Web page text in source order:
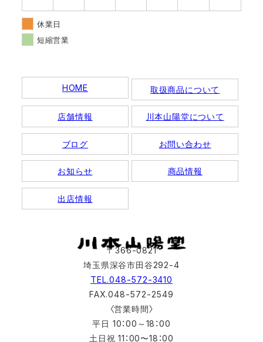
〒366-0821
埼玉県深谷市田谷292-4
TEL.048-572-3410
FAX.048-572-2549
〈営業時間〉
平日 10：00～18：00
土日祝 11：00〜18：00
HOME 取扱商品について
店舗情報 川本山陽堂について
ブログ お問い合わせ
お知らせ 商品情報
出店情報
休業日
短縮営業